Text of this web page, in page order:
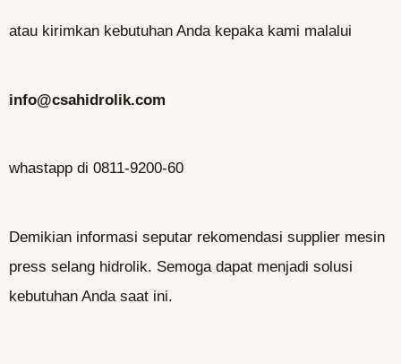
atau kirimkan kebutuhan Anda kepaka kami malalui
info@csahidrolik.com
whastapp di 0811-9200-60
Demikian informasi seputar rekomendasi supplier mesin
press selang hidrolik. Semoga dapat menjadi solusi
kebutuhan Anda saat ini.